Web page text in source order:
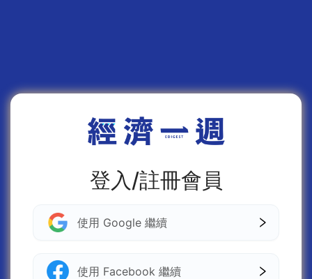
登入/註冊會員
使用 Google 繼續
使用 Facebook 繼續